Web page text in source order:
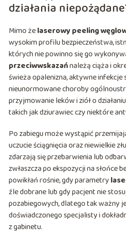
działania
Mimo żelaserowy peeling
wysokim profilu bezpieczeństwa,
których nie powinno się go
przeciwwskazańnależą ciąża i
świeża opalenizna, aktywne infekcje
nieunormowane choroby
przyjmowanie leków i ziół o
takich jak dziurawiec czy niektóre
Po zabiegu może wystąpić
uczucie ściągnięcia oraz niewielkie
zdarzają się przebarwienia lub
zwłaszcza po ekspozycji na słońce
powikłań rośnie, gdy parametry
źle dobrane lub gdy pacjent nie
pozabiegowych, dlatego tak ważny
doświadczonego specjalisty i
z gabinetu.